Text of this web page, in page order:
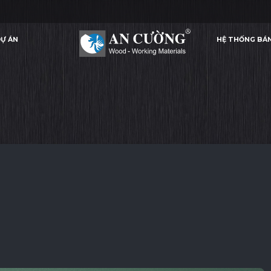
ÁN HỆ THỐNG
LAMINATE
KOMBU GREEN KOMBU GREEN KOMBU GREEN